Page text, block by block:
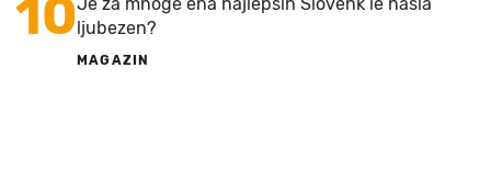
10ljubezen?
MAGAZIN